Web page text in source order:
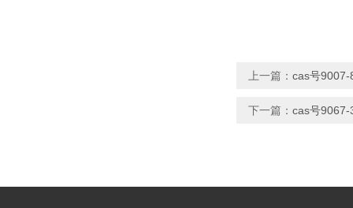
上一篇： cas号9007-
下一篇： cas号9067-